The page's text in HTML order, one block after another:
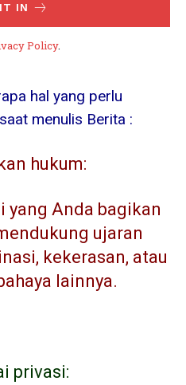
IN
Policy.
hal yang perlu
menulis Berita :
hukum:
Anda bagikan
ujaran
kekerasan, atau
lainnya.
privasi: